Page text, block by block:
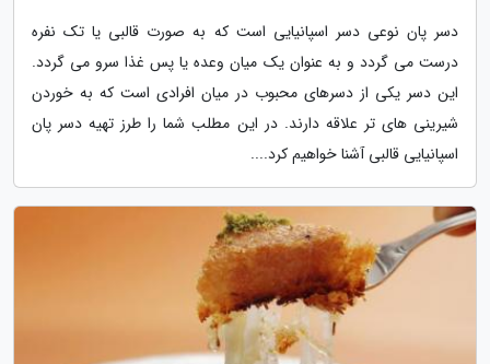
دسر پان نوعی دسر اسپانیایی است که به صورت قالبی یا تک نفره
درست می گردد و به عنوان یک میان وعده یا پس غذا سرو می گردد.
این دسر یکی از دسرهای محبوب در میان افرادی است که به خوردن
شیرینی های تر علاقه دارند. در این مطلب شما را طرز تهیه دسر پان
اسپانیایی قالبی آشنا خواهیم کرد....